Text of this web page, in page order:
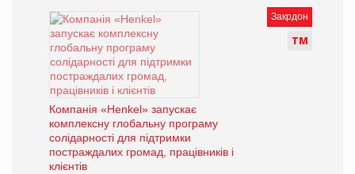
Закрдон
ТМ
Компанія «Henkel» запускає
комплексну глобальну програму
солідарності для підтримки
постраждалих громад, працівників і
клієнтів